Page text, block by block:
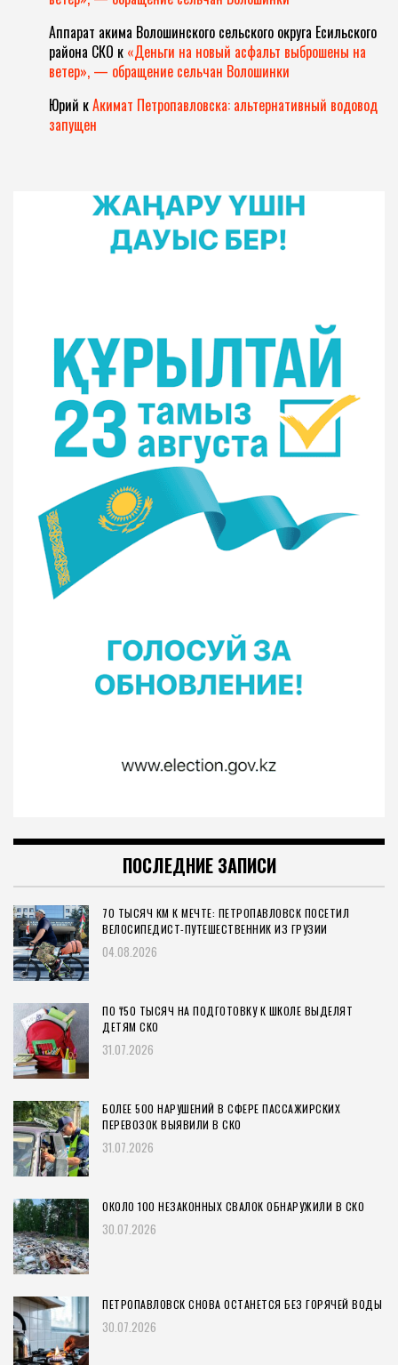
Аппарат акима Волошинского сельского округа Есильского
района СКО к «Деньги на новый асфальт выброшены на
ветер», — обращение сельчан Волошинки
Юрий кАкимат Петропавловска: альтернативный водовод
запущен
ПОСЛЕДНИЕ ЗАПИСИ
70 ТЫСЯЧ КМ К МЕЧТЕ: ПЕТРОПАВЛОВСК ПОСЕТИЛ
ВЕЛОСИПЕДИСТ-ПУТЕШЕСТВЕННИК ИЗ ГРУЗИИ
04.08.2026
ПО ₸50 ТЫСЯЧ НА ПОДГОТОВКУ К ШКОЛЕ ВЫДЕЛЯТ
ДЕТЯМ СКО
31.07.2026
БОЛЕЕ 500 НАРУШЕНИЙ В СФЕРЕ ПАССАЖИРСКИХ
ПЕРЕВОЗОК ВЫЯВИЛИ В СКО
31.07.2026
ОКОЛО 100 НЕЗАКОННЫХ СВАЛОК ОБНАРУЖИЛИ В СКО
30.07.2026
ПЕТРОПАВЛОВСК СНОВА ОСТАНЕТСЯ БЕЗ ГОРЯЧЕЙ ВОДЫ
30.07.2026